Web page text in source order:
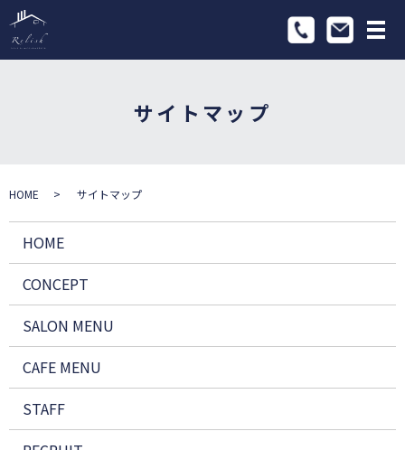
メ
サイトマップ
HOME サイトマップ
HOME
CONCEPT
SALON MENU
CAFE MENU
STAFF